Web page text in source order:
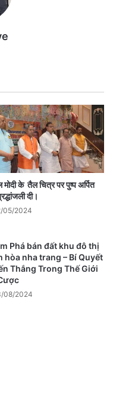
मोदी के तैल चित्र पर पुष्प अर्पित
दी।
05/2024
Phá bán đất khu đô thị
hòa nha trang – Bí Quyết
Thắng Trong Thế Giới
08/2024